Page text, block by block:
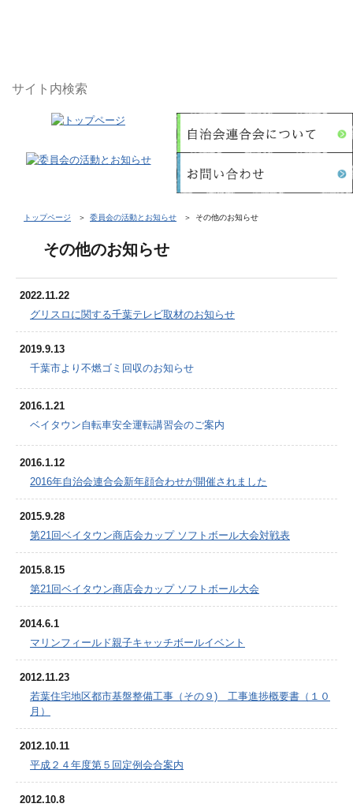
トップページ 委員会の活動とお知らせ その他のお知らせ
その他のお知らせ
2022.11.22
グリスロに関する千葉テレビ取材のお知らせ
2019.9.13
千葉市より不燃ゴミ回収のお知らせ
2016.1.21
ベイタウン自転車安全運転講習会のご案内
2016.1.12
2016年自治会連合会新年顔合わせが開催されました
2015.9.28
第21回ベイタウン商店会カップ ソフトボール大会対戦表
2015.8.15
第21回ベイタウン商店会カップ ソフトボール大会
2014.6.1
マリンフィールド親子キャッチボールイベント
2012.11.23
若葉住宅地区都市基盤整備工事（その９) 工事進捗概要書（１０
月）
2012.10.11
平成２４年度第５回定例会合案内
2012.10.8